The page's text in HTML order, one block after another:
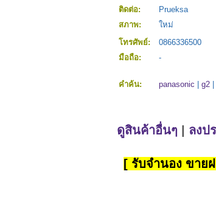
ติดต่อ:
Prueksa
สภาพ:
ใหม่
โทรศัพย์:
0866336500
มือถือ:
-
คำค้น: panasonic g2
ดูสินค้าอื่นๆ ลงป
[ รับจำนอง ขาย